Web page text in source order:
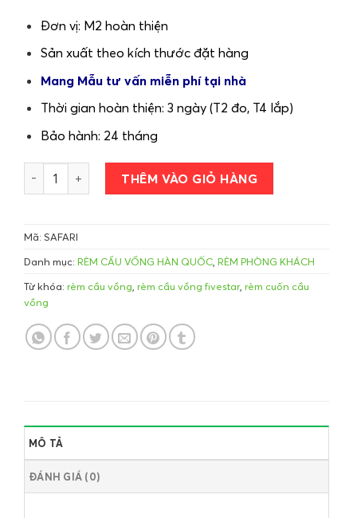
Đơn vị: M2 hoàn thiện
Sản xuất theo kích thước đặt hàng
Mang Mẫu tư vấn miễn phí tại nhà
Thời gian hoàn thiện: 3 ngày (T2 đo, T4 lắp)
Bảo hành: 24 tháng
Rèm cuốn Cầu Vồng hãng FIVESTAR mã SAFARI số lượng
THÊM VÀO GIỎ HÀNG
Mã: SAFARI
Danh mục: RÈM CẦU VỒNG HÀN QUỐC RÈM PHÒNG KHÁCH
Từ khóa: rèm cầu vồng rèm cầu vồng fivestar, rèm cuốn cầu
vồng
MÔ TẢ
ĐÁNH GIÁ (0)